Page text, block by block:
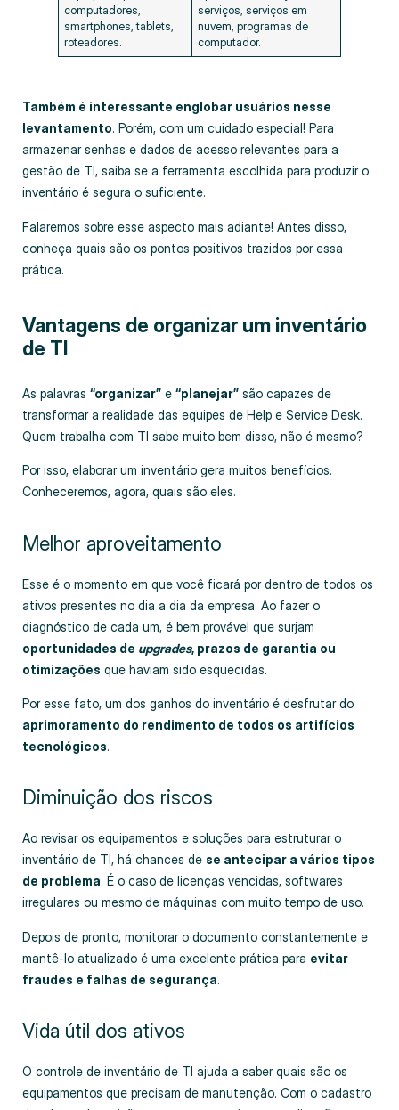
computadores,
smartphones, tablets,
roteadores.
serviços, serviços em
nuvem, programas de
computador.
Também é interessante englobar usuários nesse
levantamento. Porém, com um cuidado especial! Para
armazenar senhas e dados de acesso relevantes para a
gestão de TI, saiba se a ferramenta escolhida para produzir o
inventário é segura o suficiente.
Falaremos sobre esse aspecto mais adiante! Antes disso,
conheça quais são os pontos positivos trazidos por essa
prática.
Vantagens de organizar um inventário
de TI
As palavras “organizar” e “planejar” são capazes de
transformar a realidade das equipes de Help e Service Desk.
Quem trabalha com TI sabe muito bem disso, não é mesmo?
Por isso, elaborar um inventário gera muitos benefícios.
Conheceremos, agora, quais são eles.
Melhor aproveitamento
Esse é o momento em que você ficará por dentro de todos os
ativos presentes no dia a dia da empresa. Ao fazer o
diagnóstico de cada um, é bem provável que surjam
oportunidades de upgrades, prazos de garantia ou
otimizações que haviam sido esquecidas.
Por esse fato, um dos ganhos do inventário é desfrutar do
aprimoramento do rendimento de todos os artifícios
tecnológicos.
Diminuição dos riscos
Ao revisar os equipamentos e soluções para estruturar o
inventário de TI, há chances de se antecipar a vários tipos
de problema. É o caso de licenças vencidas, softwares
irregulares ou mesmo de máquinas com muito tempo de uso.
Depois de pronto, monitorar o documento constantemente e
mantê-lo atualizado é uma excelente prática para evitar
fraudes e falhas de segurança.
Vida útil dos ativos
O controle de inventário de TI ajuda a saber quais são os
equipamentos que precisam de manutenção. Com o cadastro